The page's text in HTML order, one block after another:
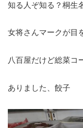
知る人ぞ知る？桐生
女将さんマークが目
八百屋だけど総菜コ
ありました、餃子